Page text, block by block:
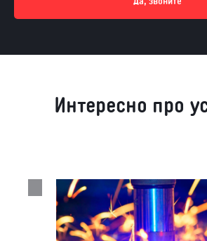
Интересно про